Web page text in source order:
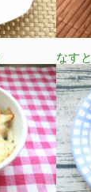
なす